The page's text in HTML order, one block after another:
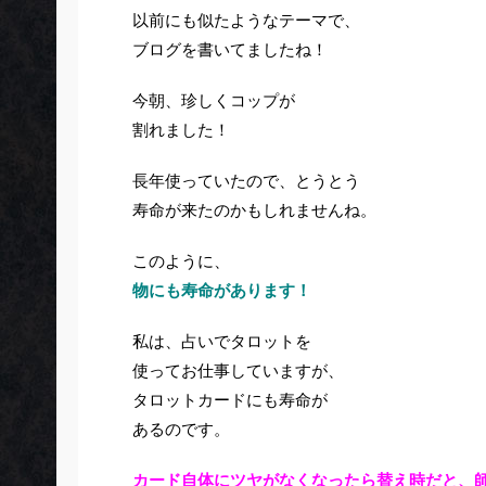
以前にも似たようなテーマで、
ブログを書いてましたね！
今朝、珍しくコップが
割れました！
長年使っていたので、とうとう
寿命が来たのかもしれませんね。
このように、
物にも寿命があります！
私は、占いでタロットを
使ってお仕事していますが、
タロットカードにも寿命が
あるのです。
カード自体にツヤがなくなったら替え時だと、